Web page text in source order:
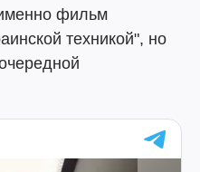
фильм
техникой", но